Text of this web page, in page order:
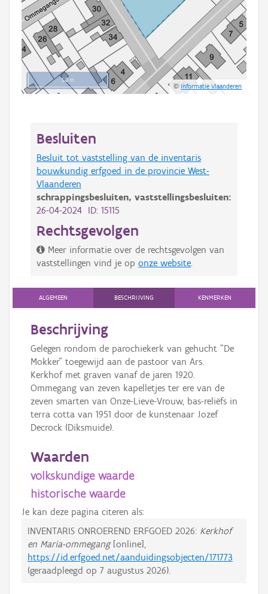
50 m
©Informatie Vlaanderen
Besluiten
Besluit tot vaststelling van de inventaris
bouwkundig erfgoed in de provincie West-
Vlaanderen
schrappingsbesluiten, vaststellingsbesluiten:
26-04-2024 ID: 15115
Rechtsgevolgen
Meer informatie over de rechtsgevolgen van
vaststellingen vind je op onze website
ALGEMEEN BESCHRIJVING KENMERKEN
Beschrijving
Gelegen rondom de parochiekerk van gehucht "De
Mokker" toegewijd aan de pastoor van Ars.
Kerkhof met graven vanaf de jaren 1920.
Ommegang van zeven kapelletjes ter ere van de
zeven smarten van Onze-Lieve-Vrouw, bas-reliëfs in
terra cotta van 1951 door de kunstenaar Jozef
Decrock (Diksmuide).
Waarden
volkskundige waarde
historische waarde
Je kan deze pagina citeren als:
INVENTARIS ONROEREND ERFGOED 2026: Kerkhof
en Maria-ommegang[online],
https://id.erfgoed.net/aanduidingsobjecten/171773
(geraadpleegd op 7 augustus 2026).